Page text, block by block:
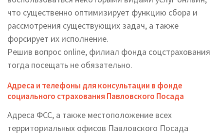
что существенно оптимизирует функцию сбора и
рассмотрения существующих задач, а также
форсирует их исполнение.
Решив вопрос online, филиал фонда соцстрахования
тогда посещать не обязательно.
Адреса и телефоны для консультации в фонде
социального страхования Павловского Посада
Адреса ФСС, а также местоположение всех
территориальных офисов Павловского Посада